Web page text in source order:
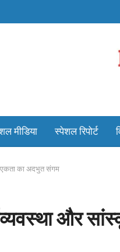
मीडिया स्पेशल रिपोर्ट
एकता का अदभुत संगम
और